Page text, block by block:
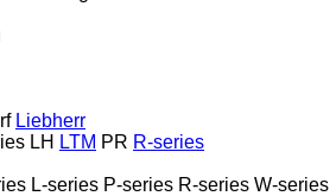
Liebherr
LH LTM PR R-series
L-series P-series R-series W-series